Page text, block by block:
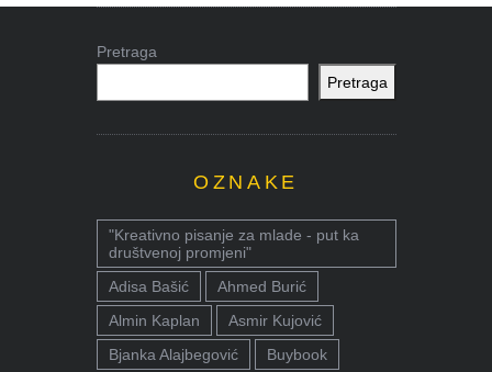
Pretraga
Pretraga
OZNAKE
"Kreativno pisanje za mlade - put ka
društvenoj promjeni"
Adisa Bašić
Ahmed Burić
Almin Kaplan
Asmir Kujović
Bjanka Alajbegović
Buybook